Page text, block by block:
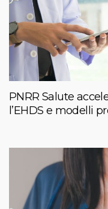
PNRR Salute
l’EHDS e modelli